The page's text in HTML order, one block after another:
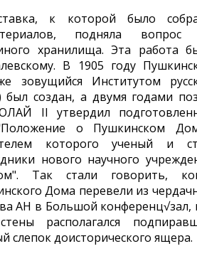
к которой было
подняла вопрос
хранилища. Эта работа
В 1905 году
зовущийся Институтом
был создан, а двумя годами
II утвердил
о Пушкинском
которого ученый и
нового научного
Так стали говорить,
Дома перевели из
АН в Большой конференц√зал,
располагался
слепок доисторического ящера.